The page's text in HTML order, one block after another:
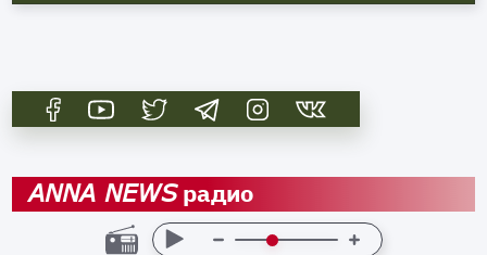
ANNA NEWSрадио